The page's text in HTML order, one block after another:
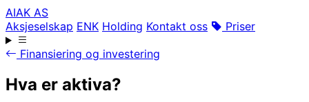
AIAK AS
Aksjeselskap ENK Holding Kontakt oss
Priser
Finansiering og investering
Hva er aktiva?